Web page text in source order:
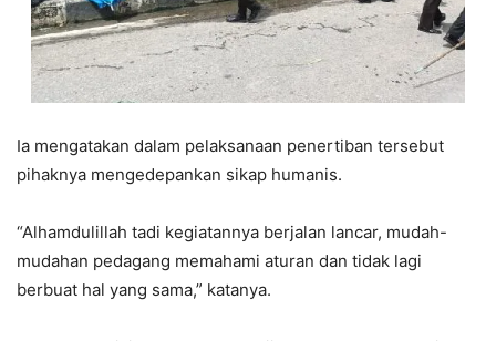
Ia mengatakan dalam pelaksanaan penertiban tersebut
pihaknya mengedepankan sikap humanis.
“Alhamdulillah tadi kegiatannya berjalan lancar, mudah-
mudahan pedagang memahami aturan dan tidak lagi
berbuat hal yang sama,” katanya.